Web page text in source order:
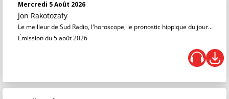
Mercredi 5 Août 2026
Jon Rakotozafy
Le meilleur de Sud Radio, l'horoscope, le pronostic hippique du jour...
Émission du 5 août 2026